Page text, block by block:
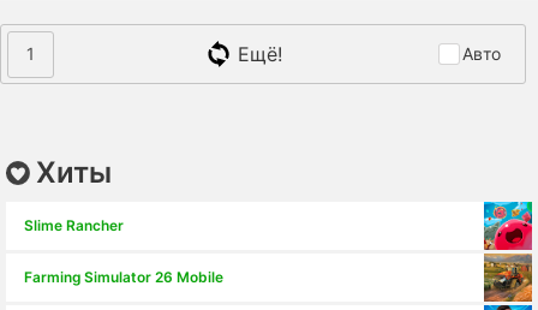
1 Ещё! Авто
Хиты
Slime Rancher
Farming Simulator 26 Mobile